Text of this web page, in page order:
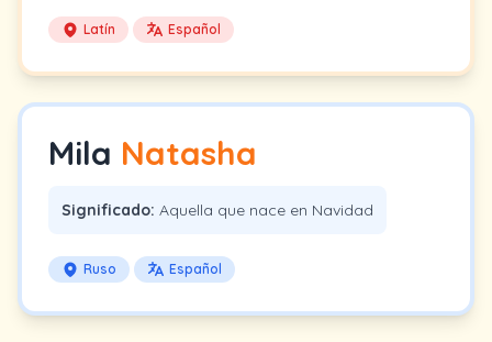
Latín Español
Mila Natasha
Significado: Aquella que nace en Navidad
Ruso Español